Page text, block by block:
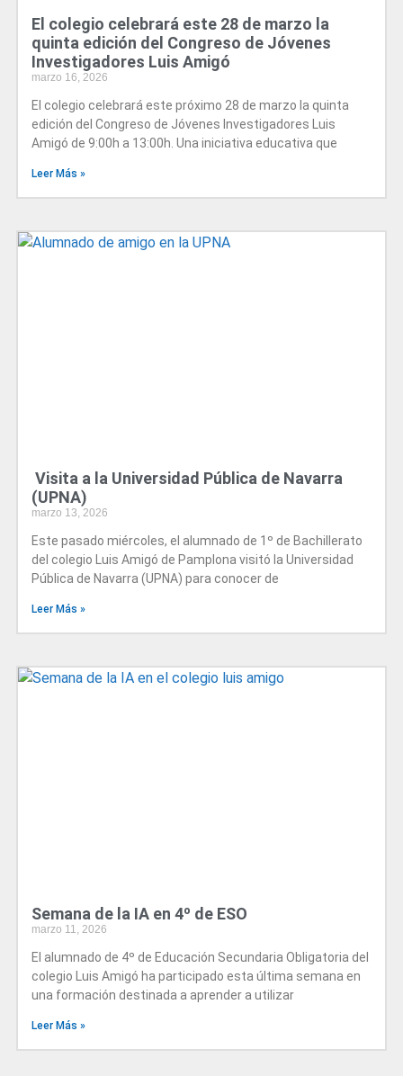
El colegio celebrará este 28 de marzo la
quinta edición del Congreso de Jóvenes
Investigadores Luis Amigó
marzo 16, 2026
El colegio celebrará este próximo 28 de marzo la quinta
edición del Congreso de Jóvenes Investigadores Luis
Amigó de 9:00h a 13:00h. Una iniciativa educativa que
Leer Más »
Visita a la Universidad Pública de Navarra
(UPNA)
marzo 13, 2026
Este pasado miércoles, el alumnado de 1º de Bachillerato
del colegio Luis Amigó de Pamplona visitó la Universidad
Pública de Navarra (UPNA) para conocer de
Leer Más »
Semana de la IA en 4º de ESO
marzo 11, 2026
El alumnado de 4º de Educación Secundaria Obligatoria del
colegio Luis Amigó ha participado esta última semana en
una formación destinada a aprender a utilizar
Leer Más »